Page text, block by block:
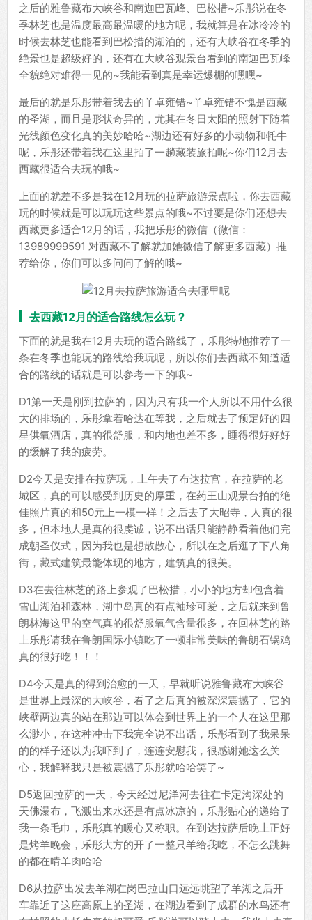
之后的雅鲁藏布大峡谷和南迦巴瓦峰、巴松措~乐彤说在冬
季林芝也是温度最高最温暖的地方呢，我就算是在冰冷冷的
时候去林芝也能看到巴松措的湖泊的，还有大峡谷在冬季的
绝景也是超级好的，还有在大峡谷观景台看到的南迦巴瓦峰
全貌绝对难得一见的~我能看到真是幸运爆棚的嘿嘿~
最后的就是乐彤带着我去的羊卓雍错~羊卓雍错不愧是西藏
的圣湖，而且是形状奇异的，尤其在冬日太阳的照射下随着
光线颜色变化真的美妙哈哈~湖边还有好多的小动物和牦牛
呢，乐彤还带着我在这里拍了一趟藏装旅拍呢~你们12月去
西藏很适合去玩的哦~
上面的就差不多是我在12月玩的拉萨旅游景点啦，你去西藏
玩的时候就是可以玩玩这些景点的哦~不过要是你们还想去
西藏更多适合12月的话，我把乐彤的微信（微信：
13989999591 对西藏不了解就加她微信了解更多西藏）推
荐给你，你们可以多问问了解的哦~
去西藏12月的适合路线怎么玩？
下面的就是我在12月去玩的适合路线了，乐彤特地推荐了一
条在冬季也能玩的路线给我玩呢，所以你们去西藏不知道适
合的路线的话就是可以参考一下的哦~
D1第一天是刚到拉萨的，因为只有我一个人所以不用什么很
大的排场的，乐彤拿着哈达在等我，之后就去了预定好的四
星供氧酒店，真的很舒服，和内地也差不多，睡得很好好好
的缓解了我的疲劳。
D2今天是安排在拉萨玩，上午去了布达拉宫，在拉萨的老
城区，真的可以感受到历史的厚重，在药王山观景台拍的绝
佳照片真的和50元上一模一样！之后去了大昭寺，人真的很
多，但本地人是真的很虔诚，说不出话只能静静看着他们完
成朝圣仪式，因为我也是想散散心，所以在之后逛了下八角
街，藏式建筑最能体现的地方，建筑真的很美。
D3在去往林芝的路上参观了巴松措，小小的地方却包含着
雪山湖泊和森林，湖中岛真的有点袖珍可爱，之后就来到鲁
朗林海这里的空气真的很舒服氧气含量很多，在回林芝的路
上乐彤请我在鲁朗国际小镇吃了一顿非常美味的鲁朗石锅鸡
真的很好吃！！！
D4今天是真的得到治愈的一天，早就听说雅鲁藏布大峡谷
是世界上最深的大峡谷，看了之后真的被深深震撼了，它的
峡壁两边真的站在那边可以体会到世界上的一个人在这里那
么渺小，在这种冲击下我完全说不出话，乐彤看到了我呆呆
的的样子还以为我吓到了，连连安慰我，很感谢她这么关
心，我解释我只是被震撼了乐彤就哈哈笑了~
D5返回拉萨的一天，今天经过尼洋河去往在卡定沟深处的
天佛瀑布，飞溅出来水还是有点冰凉的，乐彤贴心的递给了
我一条毛巾，乐彤真的暖心又称职。在到达拉萨后晚上正好
是烤羊晚会，乐彤大方的开了一整只羊给我吃，不怎么跳舞
的都在啃羊肉哈哈
D6从拉萨出发去羊湖在岗巴拉山口远远眺望了羊湖之后开
车靠近了这座高原上的圣湖，在湖边看到了成群的水鸟还有